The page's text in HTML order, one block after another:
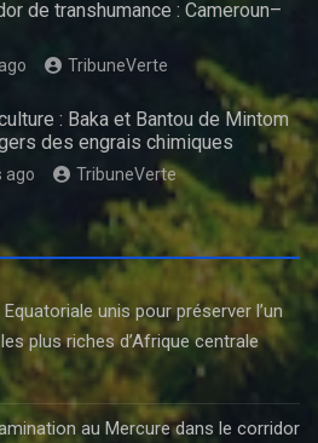
de transhumance : Cameroun–
TribuneVerte
: Baka et Bantou de Mintom
des engrais chimiques
ago TribuneVerte
unis pour préserver l’un
plus riches d’Afrique centrale
au Mercure dans le corridor